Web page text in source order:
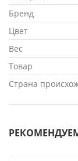
Бренд
Цвет
Вес
Товар
Страна